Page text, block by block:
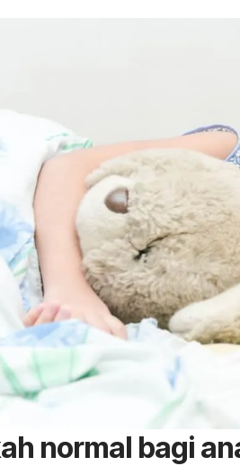
normal bagi